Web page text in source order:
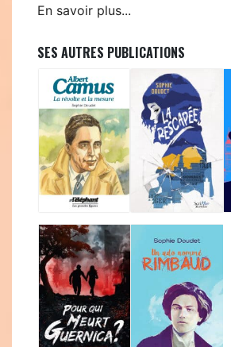
En savoir plus...
SES AUTRES PUBLICATIONS